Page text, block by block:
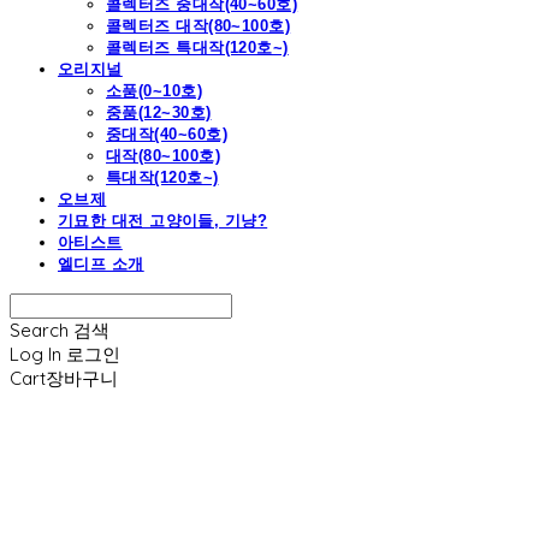
콜렉터즈 중대작(40~60호)
콜렉터즈 대작(80~100호)
콜렉터즈 특대작(120호~)
오리지널
소품(0~10호)
중품(12~30호)
중대작(40~60호)
대작(80~100호)
특대작(120호~)
오브제
기묘한 대전 고양이들, 기냥?
아티스트
엘디프 소개
Search 검색
Log In 로그인
Cart장바구니